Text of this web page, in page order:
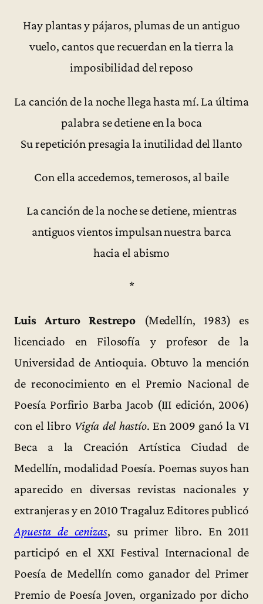
Hay plantas y pájaros, plumas de un antiguo
vuelo, cantos que recuerdan en la tierra la
imposibilidad del reposo
La canción de la noche llega hasta mí. La última
palabra se detiene en la boca
Su repetición presagia la inutilidad del llanto
Con ella accedemos, temerosos, al baile
La canción de la noche se detiene, mientras
antiguos vientos impulsan nuestra barca
hacia el abismo
*
Luis Arturo Restrepo (Medellín, 1983) es
licenciado en Filosofía y profesor de la
Universidad de Antioquia. Obtuvo la mención
de reconocimiento en el Premio Nacional de
Poesía Porfirio Barba Jacob (III edición, 2006)
con el libro Vigía del hastío. En 2009 ganó la VI
Beca a la Creación Artística Ciudad de
Medellín, modalidad Poesía. Poemas suyos han
aparecido en diversas revistas nacionales y
extranjeras y en 2010 Tragaluz Editores publicó
Apuesta de cenizas, su primer libro. En 2011
participó en el XXI Festival Internacional de
Poesía de Medellín como ganador del Primer
Premio de Poesía Joven, organizado por dicho